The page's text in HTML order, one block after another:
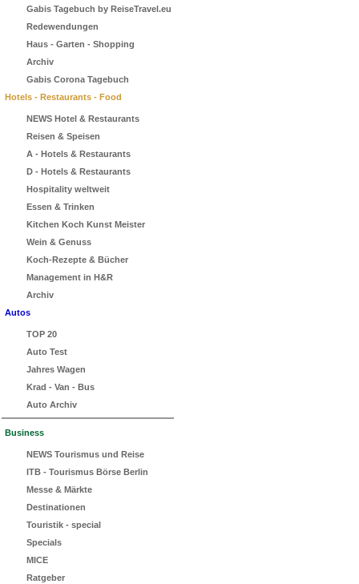
Gabis Tagebuch by ReiseTravel.eu
Redewendungen
Haus - Garten - Shopping
Archiv
Gabis Corona Tagebuch
Hotels - Restaurants - Food
NEWS Hotel & Restaurants
Reisen & Speisen
A - Hotels & Restaurants
D - Hotels & Restaurants
Hospitality weltweit
Essen & Trinken
Kitchen Koch Kunst Meister
Wein & Genuss
Koch-Rezepte & Bücher
Management in H&R
Archiv
Autos
TOP 20
Auto Test
Jahres Wagen
Krad - Van - Bus
Auto Archiv
Business
NEWS Tourismus und Reise
ITB - Tourismus Börse Berlin
Messe & Märkte
Destinationen
Touristik - special
Specials
MICE
Ratgeber